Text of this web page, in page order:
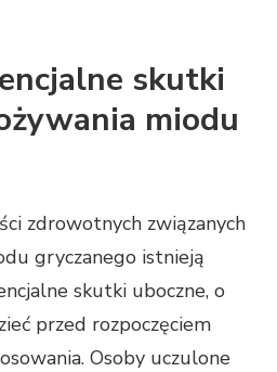
skutki
miodu
zdrowotnych związanych
gryczanego istnieją
skutki uboczne, o
przed rozpoczęciem
Osoby uczulone